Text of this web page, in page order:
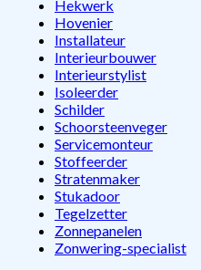
Hekwerk
Hovenier
Installateur
Interieurbouwer
Interieurstylist
Isoleerder
Schilder
Schoorsteenveger
Servicemonteur
Stoffeerder
Stratenmaker
Stukadoor
Tegelzetter
Zonnepanelen
Zonwering-specialist